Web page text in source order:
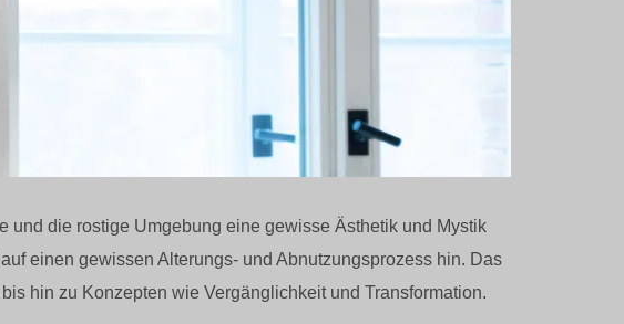
und die rostige Umgebung eine gewisse Ästhetik und Mystik
einen gewissen Alterungs- und Abnutzungsprozess hin. Das
hin zu Konzepten wie Vergänglichkeit und Transformation.